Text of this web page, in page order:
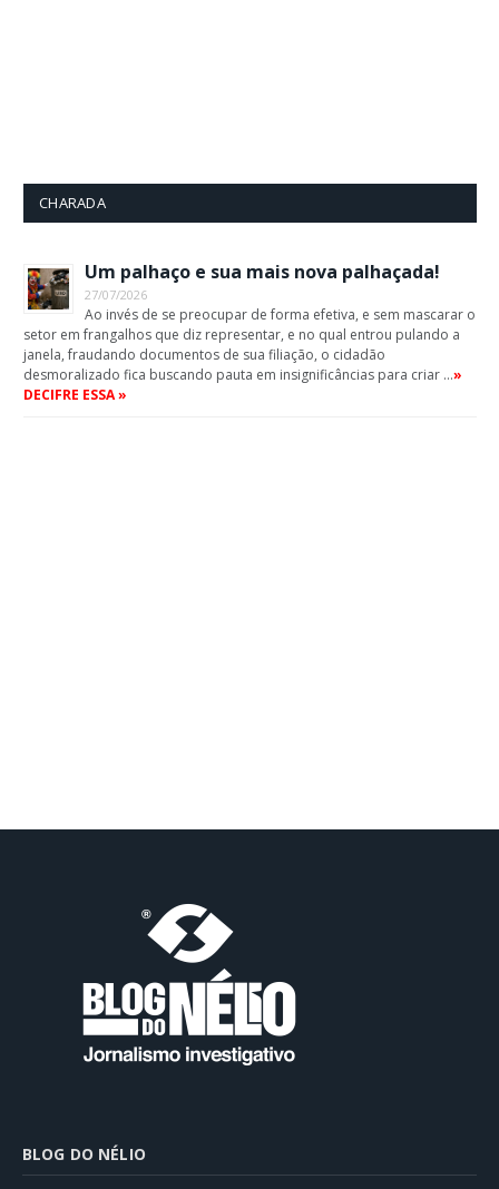
CHARADA
Um palhaço e sua mais nova palhaçada!
27/07/2026
Ao invés de se preocupar de forma efetiva, e sem mascarar o
setor em frangalhos que diz representar, e no qual entrou pulando a
janela, fraudando documentos de sua filiação, o cidadão
desmoralizado fica buscando pauta em insignificâncias para criar …»
DECIFRE ESSA »
BLOG DO NÉLIO